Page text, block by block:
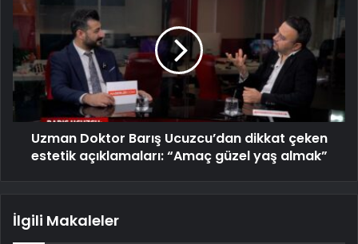
Uzman Doktor Barış Ucuzcu’dan dikkat çeken
estetik açıklamaları: “Amaç güzel yaş almak”
İlgili Makaleler